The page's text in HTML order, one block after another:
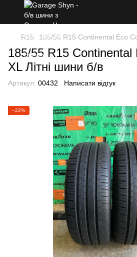
R15 185/55 R15 Continental Eco
185/55 R15
XL Літні шини б/в
Артикул: 00432 Написати відгук
−22%